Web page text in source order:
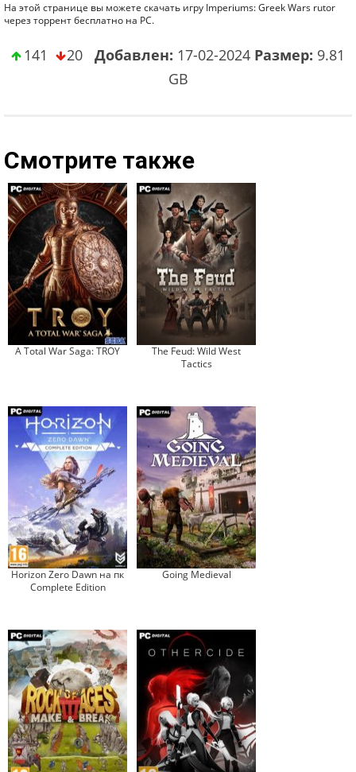
На этой странице вы можете скачать игру Imperiums: Greek Wars rutor
через торрент бесплатно на PC.
141 20 Добавлен: 17-02-2024 Размер: 9.81
GB
Смотрите также
A Total War Saga: TROY
The Feud: Wild West
Tactics
Horizon Zero Dawn на пк
Complete Edition
Going Medieval